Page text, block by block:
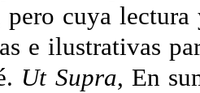
cuya
e ilustrativas
Ut Supra, En